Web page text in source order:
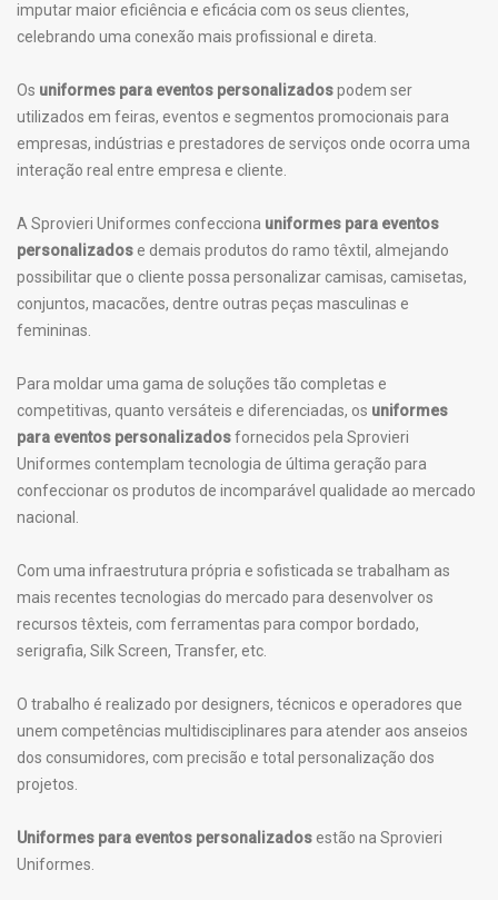
imputar maior eficiência e eficácia com os seus clientes,
celebrando uma conexão mais profissional e direta.
Os uniformes para eventos personalizadospodem ser
utilizados em feiras, eventos e segmentos promocionais para
empresas, indústrias e prestadores de serviços onde ocorra uma
interação real entre empresa e cliente.
A Sprovieri Uniformes confecciona uniformes para eventos
personalizadose demais produtos do ramo têxtil, almejando
possibilitar que o cliente possa personalizar camisas, camisetas,
conjuntos, macacões, dentre outras peças masculinas e
femininas.
Para moldar uma gama de soluções tão completas e
competitivas, quanto versáteis e diferenciadas, os uniformes
para eventos personalizadosfornecidos pela Sprovieri
Uniformes contemplam tecnologia de última geração para
confeccionar os produtos de incomparável qualidade ao mercado
nacional.
Com uma infraestrutura própria e sofisticada se trabalham as
mais recentes tecnologias do mercado para desenvolver os
recursos têxteis, com ferramentas para compor bordado,
serigrafia, Silk Screen, Transfer, etc.
O trabalho é realizado por designers, técnicos e operadores que
unem competências multidisciplinares para atender aos anseios
dos consumidores, com precisão e total personalização dos
projetos.
Uniformes para eventos personalizadosestão na Sprovieri
Uniformes.